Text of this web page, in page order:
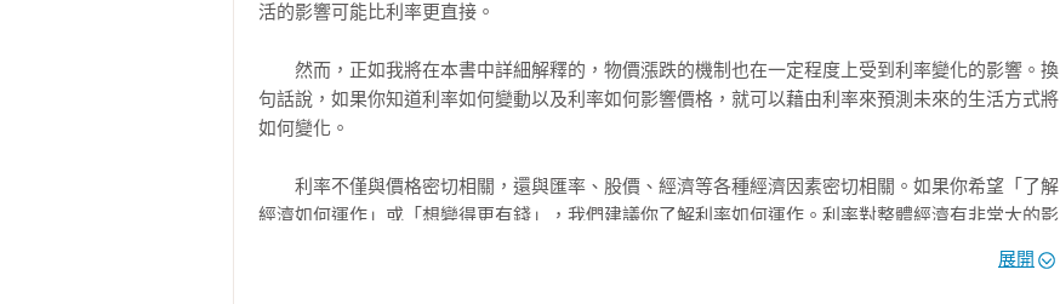
多利率機制的影響是層層傳遞，單純用文字講解非常複雜，本書用圖解方式說明會好懂很多。」
──Mr. Market市場先生∕ 財經作家
    10  為什麼美國升息會加速新台幣貶值？
    13  從利率很快可以察覺雷曼金融危機
    14  解讀經濟，「利率走勢」比「多次修正的經濟指標」更有效
第3章  利率選手代表！了解債券的運作機制
活的影響可能比利率更直接。
然而，正如我將在本書中詳細解釋的，物價漲跌的機制也在一定程度上受到利率變化的影響。換
句話說，如果你知道利率如何變動以及利率如何影響價格，就可以藉由利率來預測未來的生活方式將
如何變化。
利率不僅與價格密切相關，還與匯率、股價、經濟等各種經濟因素密切相關。如果你希望「了解
經濟如何運作」或「想變得更有錢」，我們建議你了解利率如何運作。利率對整體經濟有非常大的影
展開